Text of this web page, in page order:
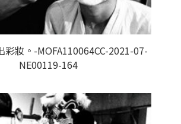
彩妝。-MOFA110064CC-2021-07-
NE00119-164